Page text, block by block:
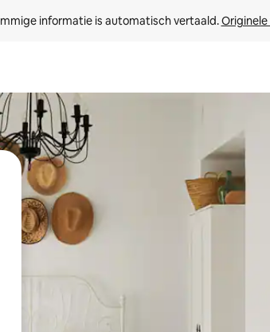
informatie is automatisch vertaald.
met je de pijltjestoetsen omhoog en omlaag,